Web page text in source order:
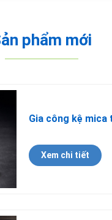
phẩm mới
Gia công kệ mica
Xem chi tiết